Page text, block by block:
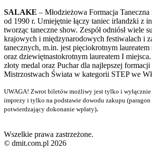
SALAKE – Młodzieżowa Formacja
od 1990 r. Umiejętnie łączy taniec irlandzki z
tworząc taneczne show. Zespół odniósł wiele
krajowych i międzynarodowych festiwalach i
tanecznych, m.in. jest pięciokrotnym
oraz dziewiętnastokrotnym laureatem I
złoty medal oraz Puchar dla najlepszej formacji
Mistrzostwach Świata w kategorii STEP we
UWAGA! Zwrot biletów możliwy jest tylko i wyłącznie
imprezy i tylko na podstawie dowodu zakupu
potwierdzający dokonanie wpłaty).
Wszelkie prawa zastrzeżone.
© dmit.com.pl 2026